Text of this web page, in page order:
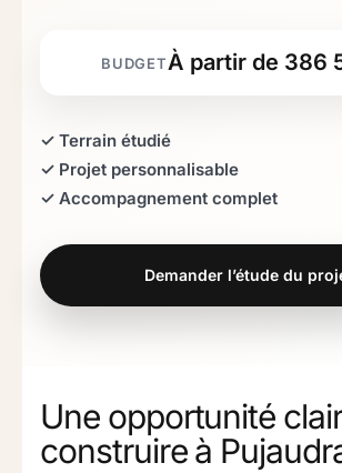
À partir de 386
✓ Terrain étudié
✓ Projet personnalisable
✓ Accompagnement complet
Demander l’étude du
Une opportunité
construire à